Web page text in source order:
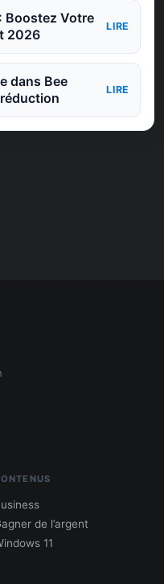
Boostez Votre
2026
LIRE
dans Bee
LIRE
de l’argent
11